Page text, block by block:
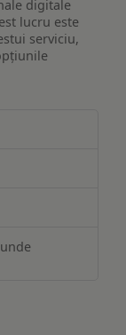
digitale
lucru este
serviciu,